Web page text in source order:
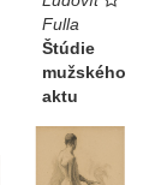
Fulla
Štúdie
mužského
aktu